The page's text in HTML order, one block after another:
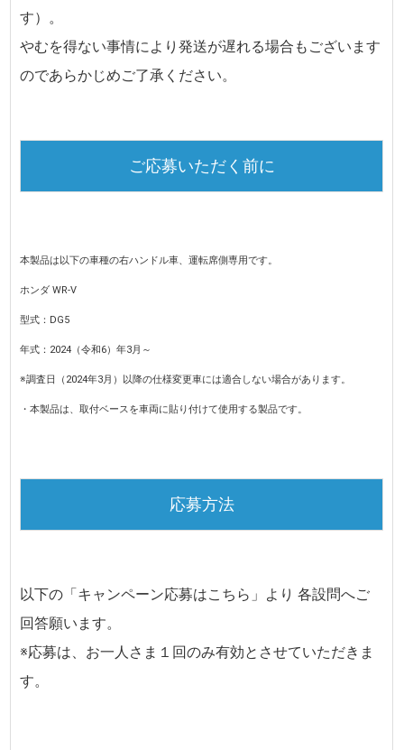
す）。
やむを得ない事情により発送が遅れる場合もございます
のであらかじめご了承ください。
ご応募いただく前に
本製品は以下の車種の右ハンドル車、運転席側専用です。
ホンダ WR-V
型式：DG5
年式：2024（令和6）年3月～
※調査日（2024年3月）以降の仕様変更車には適合しない場合があります。
・本製品は、取付ベースを車両に貼り付けて使用する製品です。
応募方法
以下の「キャンペーン応募はこちら」より 各設問へご
回答願います。
※応募は、お一人さま１回のみ有効とさせていただきま
す。